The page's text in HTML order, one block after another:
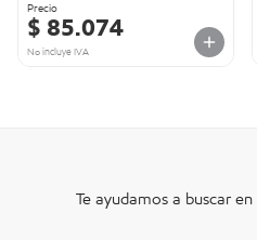
Precio
$ 85.074
No incluye IVA
Te ayudamos a buscar en